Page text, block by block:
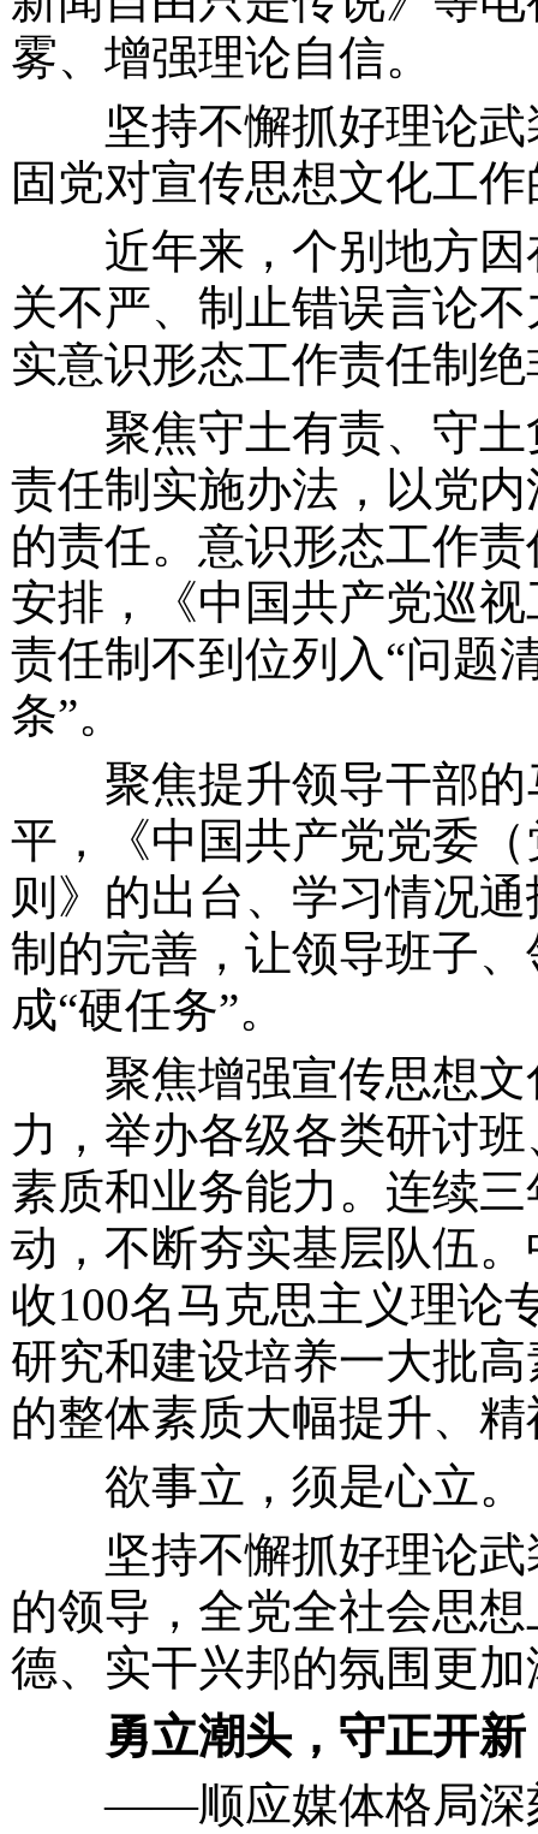
雾、增强理论自信。
坚持不懈抓好理论武
固党对宣传思想文化工
近年来，个别地方因
关不严、制止错误言论
实意识形态工作责任制
聚焦守土有责、守土
责任制实施办法，以党
的责任。意识形态工作
安排，《中国共产党巡
责任制不到位列入“问题
条”。
聚焦提升领导干部的
平，《中国共产党党委
则》的出台、学习情况
制的完善，让领导班子
成“硬任务”。
聚焦增强宣传思想文
力，举办各级各类研讨
素质和业务能力。连续
动，不断夯实基层队伍
收100名马克思主义理论
研究和建设培养一大批
的整体素质大幅提升、
欲事立，须是心立。
坚持不懈抓好理论武
的领导，全党全社会思
德、实干兴邦的氛围更
勇立潮头，守正开新
——顺应媒体格局深